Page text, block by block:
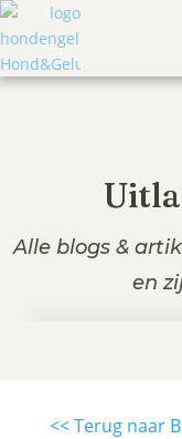
Alle blogs &
en
<< Terug naar